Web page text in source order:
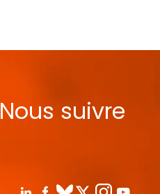
Nous suivre